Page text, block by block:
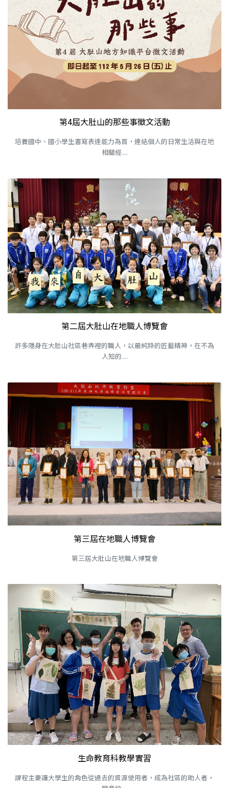
第4屆大肚山的那些事徵文活動
培養國中、國小學生書寫表達能力為首，連結個人的日常生活與在地
相關經....
第二屆大肚山在地職人博覽會
許多隱身在大肚山社區巷弄裡的職人，以最純粹的匠藝精神，在不為
人知的....
第三屆在地職人博覽會
第三屆大肚山在地職人博覽會
生命教育科教學實習
課程主要讓大學生的角色從過去的資源使用者，成為社區的助人者，